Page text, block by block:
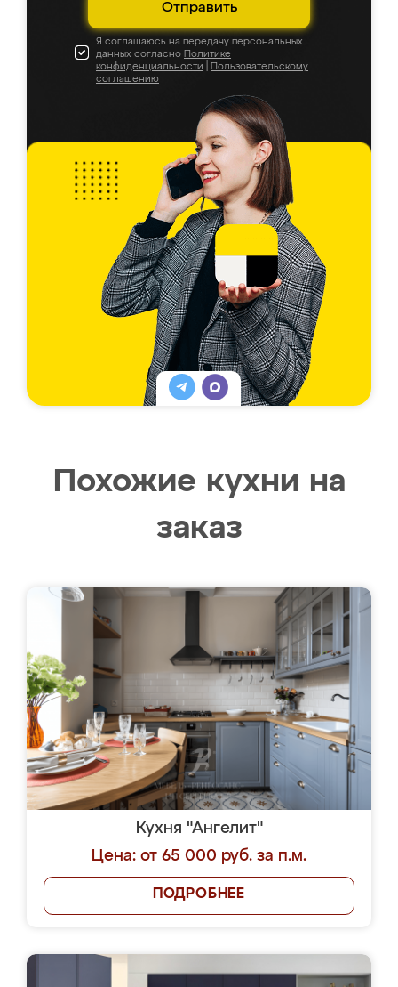
Отправить
Я соглашаюсь на передачу персональных
данных согласно Политике
конфиденциальности
Пользовательскому
соглашению
Похожие кухни на
заказ
Кухня "Ангелит"
Цена: от 65 000 руб. за п.м.
ПОДРОБНЕЕ